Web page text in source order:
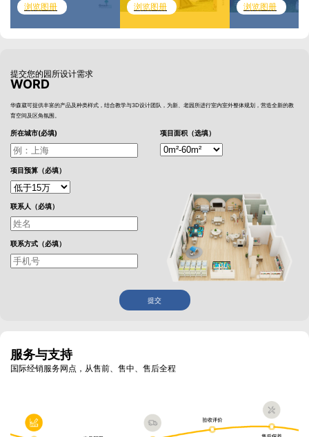
浏览图册 浏览图册 浏览图册
提交您的园所设计需求
WORD
华森葳可提供丰富的产品及种类样式，结合教学与3D设计团队，为新、老园所进行室内室外整体规划，营造全新的教
育空间及区角氛围。
所在城市(必填)
项目预算（必填）
联系人（必填）
联系方式（必填）
项目面积（选填）
提交
服务与支持
国际经销服务网点，从售前、售中、售后全程